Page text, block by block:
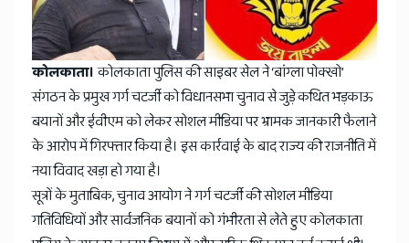
कोलकाता।कोलकाता पुलिस की साइबर सेल ने ‘बांग्ला पोक्खो’
संगठन के प्रमुख गर्ग चटर्जी को विधानसभा चुनाव से जुड़े कथित भड़काऊ
बयानों और ईवीएम को लेकर सोशल मीडिया पर भ्रामक जानकारी फैलाने
के आरोप में गिरफ्तार किया है। इस कार्रवाई के बाद राज्य की राजनीति में
नया विवाद खड़ा हो गया है।
सूत्रों के मुताबिक, चुनाव आयोग ने गर्ग चटर्जी की सोशल मीडिया
गतिविधियों और सार्वजनिक बयानों को गंभीरता से लेते हुए कोलकाता